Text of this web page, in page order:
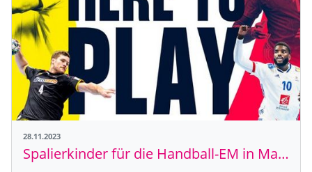
28.11.2023
Spalierkinder für die Handball-EM in Mannheim gesucht